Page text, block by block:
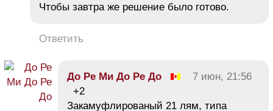
Чтобы завтра же решение было готово.
Ответить
До Ре Ми До Ре До
7 июн, 21:56
+2
Закамуфлированый 21 лям, типа